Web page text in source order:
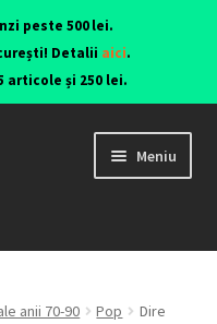
peste 500 lei.
Detalii aici.
articole și 250 lei.
Meniu
anii 70-90 Pop
Dire